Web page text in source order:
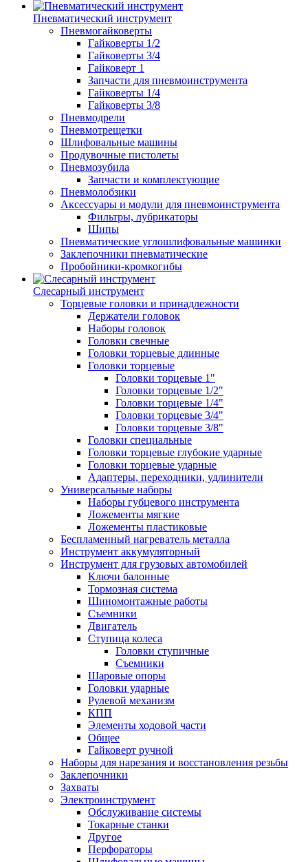
Пневматический инструмент
Пневмогайковерты
Гайковерты 1/2
Гайковерты 3/4
Гайковерт 1
Запчасти для пневмоинструмента
Гайковерты 1/4
Гайковерты 3/8
Пневмодрели
Пневмотрещетки
Шлифовальные машины
Продувочные пистолеты
Пневмозубила
Запчасти и комплектующие
Пневмолобзики
Аксессуары и модули для пневмоинструмента
Фильтры, лубрикаторы
Шипы
Пневматические углошлифовальные машинки
Заклепочники пневматические
Пробойники-кромкогибы
Слесарный инструмент
Торцевые головки и принадлежности
Держатели головок
Наборы головок
Головки свечные
Головки торцевые длинные
Головки торцевые
Головки торцевые 1"
Головки торцевые 1/2"
Головки торцевые 1/4"
Головки торцевые 3/4"
Головки торцевые 3/8"
Головки специальные
Головки торцевые глубокие ударные
Головки торцевые ударные
Адаптеры, переходники, удлинители
Универсальные наборы
Наборы губцевого инструмента
Ложементы мягкие
Ложементы пластиковые
Беспламенный нагреватель металла
Инструмент аккумуляторный
Инструмент для грузовых автомобилей
Ключи балонные
Тормозная система
Шиномонтажные работы
Cъемники
Двигатель
Ступица колеса
Головки ступичные
Cъемники
Шаровые опоры
Головки ударные
Рулевой механизм
КПП
Элементы ходовой части
Общее
Гайковерт ручной
Наборы для нарезания и восстановления резьбы
Заклепочники
Захваты
Электроинструмент
Обслуживание системы
Токарные станки
Другое
Перфораторы